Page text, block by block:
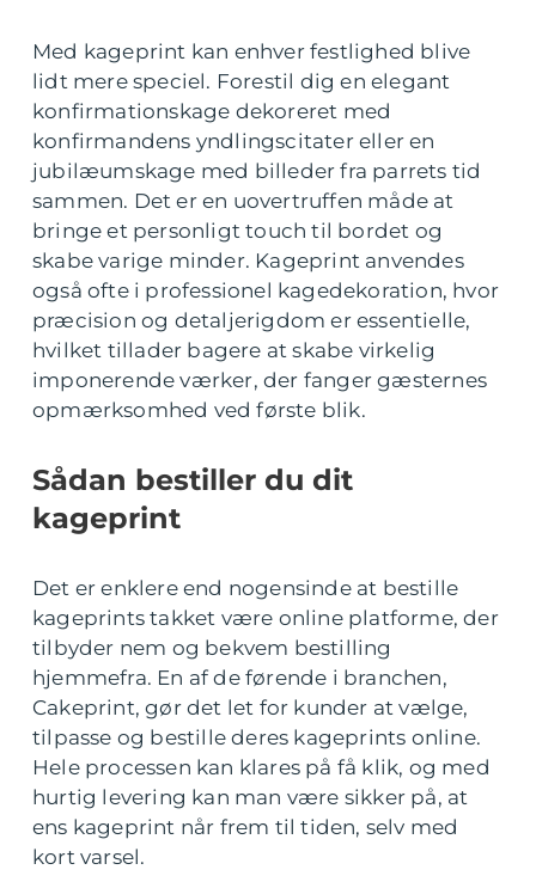
Med kageprint kan enhver festlighed blive
lidt mere speciel. Forestil dig en elegant
konfirmationskage dekoreret med
konfirmandens yndlingscitater eller en
jubilæumskage med billeder fra parrets tid
sammen. Det er en uovertruffen måde at
bringe et personligt touch til bordet og
skabe varige minder. Kageprint anvendes
også ofte i professionel kagedekoration, hvor
præcision og detaljerigdom er essentielle,
hvilket tillader bagere at skabe virkelig
imponerende værker, der fanger gæsternes
opmærksomhed ved første blik.
Sådan bestiller du dit
kageprint
Det er enklere end nogensinde at bestille
kageprints takket være online platforme, der
tilbyder nem og bekvem bestilling
hjemmefra. En af de førende i branchen,
Cakeprint, gør det let for kunder at vælge,
tilpasse og bestille deres kageprints online.
Hele processen kan klares på få klik, og med
hurtig levering kan man være sikker på, at
ens kageprint når frem til tiden, selv med
kort varsel.